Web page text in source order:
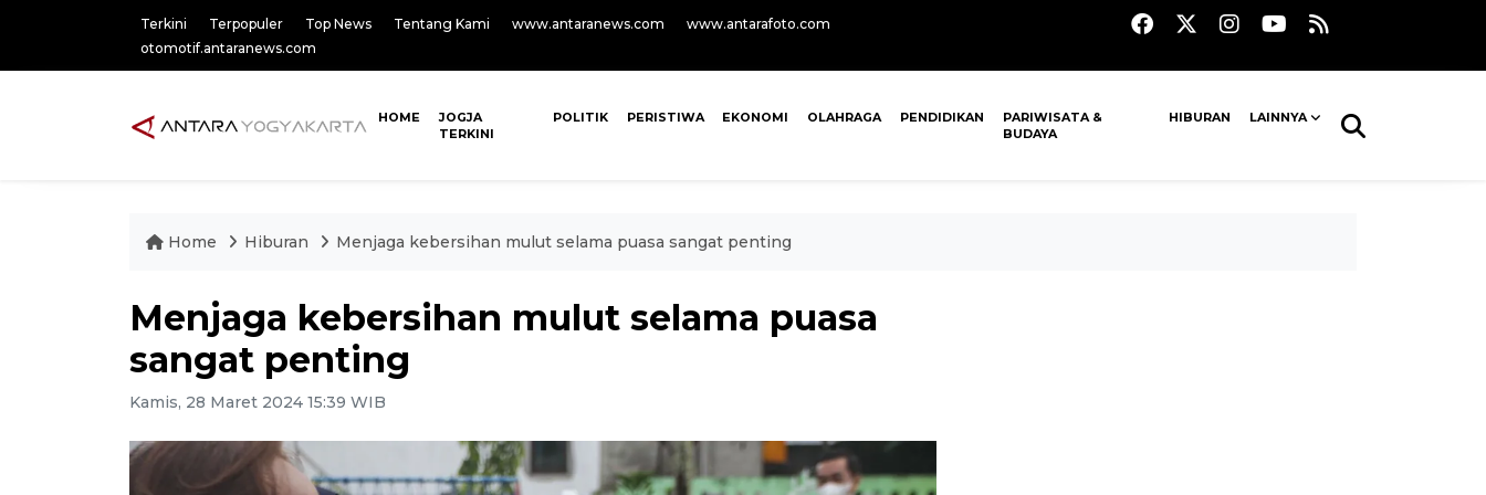
Terkini Terpopuler Top News Tentang Kami www.antaranews.com
www.antarafoto.com
otomotif.antaranews.com
HOME
JOGJA
TERKINI
POLITIK PERISTIWA EKONOMI OLAHRAGA PENDIDIKAN
PARIWISATA &
BUDAYA
HIBURAN LAINNYA
Home Hiburan Menjaga kebersihan mulut selama puasa sangat penting
Menjaga kebersihan mulut selama puasa
sangat penting
Kamis, 28 Maret 2024 15:39 WIB